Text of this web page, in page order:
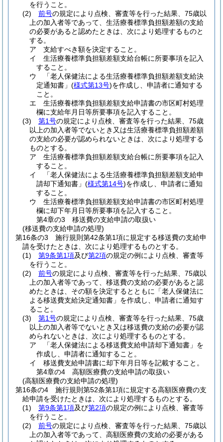
を行うこと。
(2)
前号の規定により点検、審査等を行った結果、75歳以
上の加入者等であって、生活療養標準負担額差額の支給
の必要があると認めたときは、次により処理するものと
する。
ア
支給すべき額を決定すること。
イ
生活療養標準負担額差額支給台帳に所要事項を記入
すること。
ウ
「老人保健法による生活療養標準負担額差額支給決
定通知書」 (様式第13号)を作成し、申請者に通知する
こと。
エ
生活療養標準負担額差額支給申請書の市区町村処理
欄に支給年月日等所要事項を記入すること。
(3)
第1号の規定により点検、審査等を行った結果、75歳
以上の加入者等でないとき又は生活療養標準負担額差額
の支給の必要が認められないときは、次により処理する
ものとする。
ア
生活療養標準負担額差額支給台帳に所要事項を記入
すること。
イ
「老人保健法による生活療養標準負担額差額支給申
請却下通知書」 (様式第14号)を作成し、申請者に通知
すること。
ウ
生活療養標準負担額差額支給申請書の市区町村処理
欄に却下年月日等所要事項を記入すること。
第4章の3
移送費の支給申請の取扱い
(移送費の支給申請の処理)
第16条の3
施行規則第42条第1項に規定する移送費の支給申
請を受けたときは、次により処理するものとする。
(1)
第9条第1項及び第2項の規定の例により点検、審査等
を行うこと。
(2)
前号の規定により点検、審査等を行った結果、75歳以
上の加入者等であって、移送費の支給の必要があると認
めたときは、その額を決定するとともに「老人保健法に
よる移送費支給決定通知書」を作成し、申請者に通知す
ること。
(3)
第1号の規定により点検、審査等を行った結果、75歳
以上の加入者等でないとき又は移送費の支給の必要が認
められないときは、次により処理するものとする。
ア
「老人保健法による移送費支給申請却下通知書」を
作成し、申請者に通知すること。
イ
移送費支給申請書に却下年月日等を記載すること。
第4章の4
高額医療費の支給申請の取扱い
(高額医療費の支給申請の処理)
第16条の4
施行規則第52条第1項に規定する高額医療費の支
給申請を受けたときは、次により処理するものとする。
(1)
第9条第1項及び第2項の規定の例により点検、審査等
を行うこと。
(2)
前号の規定により点検、審査等を行った結果、75歳以
上の加入者等であって、高額医療費の支給の必要がある